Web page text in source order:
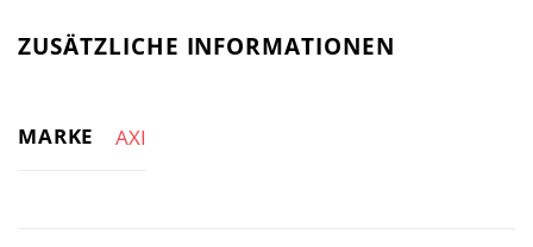
ZUSÄTZLICHE INFORMATIONEN
MARKE AXI